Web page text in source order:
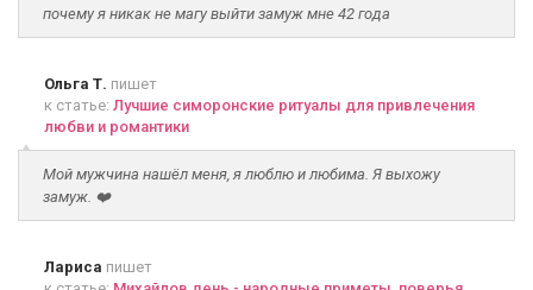
почему я никак не магу выйти замуж мне 42 года
Ольга Т. пишет
к статье: Лучшие симоронские ритуалы для привлечения
любви и романтики
Мой мужчина нашёл меня, я люблю и любима. Я выхожу
замуж. ❤️
Лариса пишет